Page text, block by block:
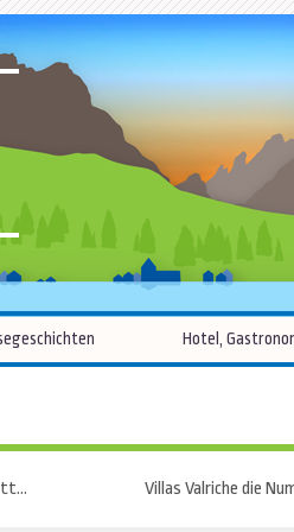
Hotel,
Tegernsee-Schliersee: Sportlicher Start in die Almhütten-Saison Villas Valriche die